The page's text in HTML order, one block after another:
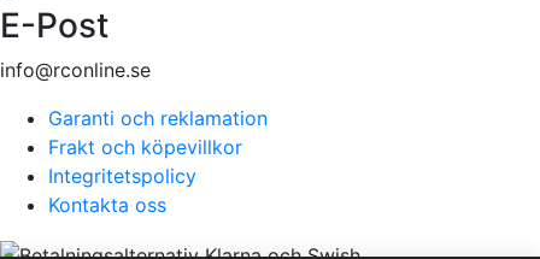
E-Post
info@rconline.se
Garanti och reklamation
Frakt och köpevillkor
Integritetspolicy
Kontakta oss